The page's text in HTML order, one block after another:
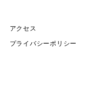
アクセス
プライバシーポリシー